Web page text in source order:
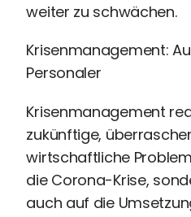
weiter zu schwächen.
Krisenmanagement:
Personaler
Krisenmanagement
zukünftige,
wirtschaftliche
die Corona-Krise,
auch auf die